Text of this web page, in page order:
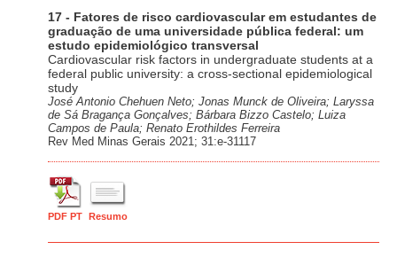
17 - Fatores de risco cardiovascular em estudantes de
graduação de uma universidade pública federal: um
estudo epidemiológico transversal
Cardiovascular risk factors in undergraduate students at a
federal public university: a cross-sectional epidemiological
study
José Antonio Chehuen Neto; Jonas Munck de Oliveira; Laryssa
de Sá Bragança Gonçalves; Bárbara Bizzo Castelo; Luiza
Campos de Paula; Renato Erothildes Ferreira
Rev Med Minas Gerais 2021; 31:e-31117
PDF PT Resumo